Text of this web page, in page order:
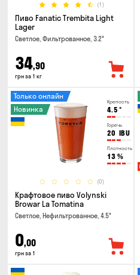
(1)
Пиво Fanatic Trembita Light
Lager
Светлое, Фильтрованное, 3.2°
34,90
грн за 1 кг
Крепость
4.5 °
Горечь
20 IBU
Плотность
13 %
(0)
Только онлайн
Новинка
Крафтовое пиво Volynski
Browar La Tomatina
Светлое, Нефильтрованное, 4.5°
0,00
грн за 1